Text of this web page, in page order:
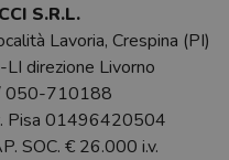
S.R.L.
Lavoria, Crespina (PI)
direzione Livorno
050-710188
Pisa 01496420504
SOC. € 26.000 i.v.